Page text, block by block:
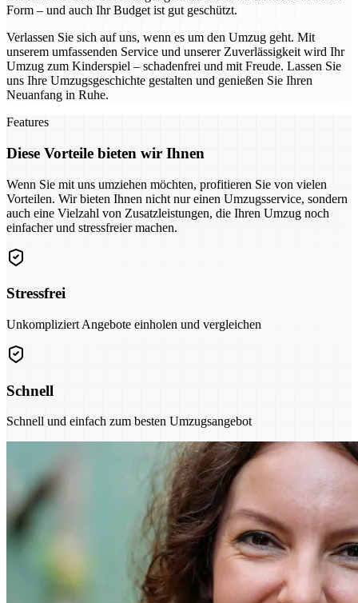
Form – und auch Ihr Budget ist gut geschützt.
Verlassen Sie sich auf uns, wenn es um den Umzug geht. Mit
unserem umfassenden Service und unserer Zuverlässigkeit wird Ihr
Umzug zum Kinderspiel – schadenfrei und mit Freude. Lassen Sie
uns Ihre Umzugsgeschichte gestalten und genießen Sie Ihren
Neuanfang in Ruhe.
Features
Diese Vorteile bieten wir Ihnen
Wenn Sie mit uns umziehen möchten, profitieren Sie von vielen
Vorteilen. Wir bieten Ihnen nicht nur einen Umzugsservice, sondern
auch eine Vielzahl von Zusatzleistungen, die Ihren Umzug noch
einfacher und stressfreier machen.
Stressfrei
Unkompliziert Angebote einholen und vergleichen
Schnell
Schnell und einfach zum besten Umzugsangebot